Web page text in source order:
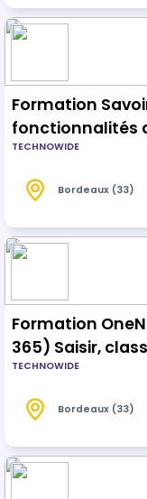
Formation
fonctionnalités
(Microsoft Office
TECHNOWIDE
Bordeaux (33)
Formation
365) Saisir,
notes
TECHNOWIDE
Bordeaux (33)